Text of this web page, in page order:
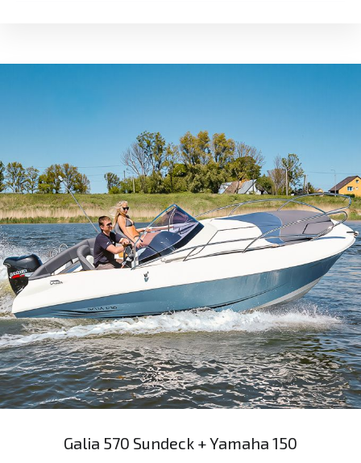
Galia 570 Sundeck + Yamaha 150